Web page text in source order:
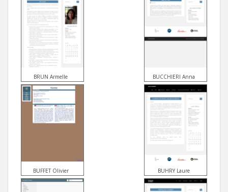
BRUN Armelle BUCCHIERI Anna
BUFFET Olivier BUHRY Laure